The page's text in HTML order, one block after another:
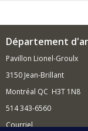
Département
Pavillon Lionel-Groulx
3150 Jean-Brillant
Montréal QC H3T 1N8
514 343-6560
Courriel